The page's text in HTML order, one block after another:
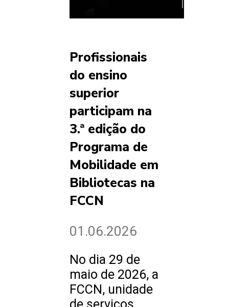
Profissionais
do ensino
superior
participam na
3.ª edição do
Programa de
Mobilidade em
Bibliotecas na
FCCN
01.06.2026
No dia 29 de
maio de 2026, a
FCCN, unidade